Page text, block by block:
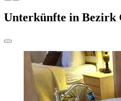
Unterkünfte in Bezirk